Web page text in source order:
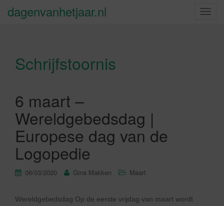
S
dagenvanhetjaar.nl
Schrijfstoornis
6 maart –
Wereldgebedsdag |
Europese dag van de
Logopedie
06/03/2020 Gina Makken Maart
Wereldgebedsdag Op de eerste vrijdag van maart wordt